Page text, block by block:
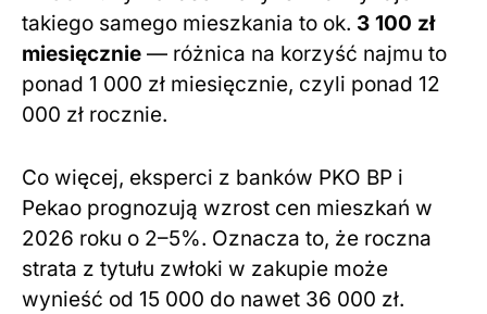
takiego samego mieszkania to ok. 3 100 zł
miesięcznie — różnica na korzyść najmu to
ponad 1 000 zł miesięcznie, czyli ponad 12
000 zł rocznie.
Co więcej, eksperci z banków PKO BP i
Pekao prognozują wzrost cen mieszkań w
2026 roku o 2–5%. Oznacza to, że roczna
strata z tytułu zwłoki w zakupie może
wynieść od 15 000 do nawet 36 000 zł.